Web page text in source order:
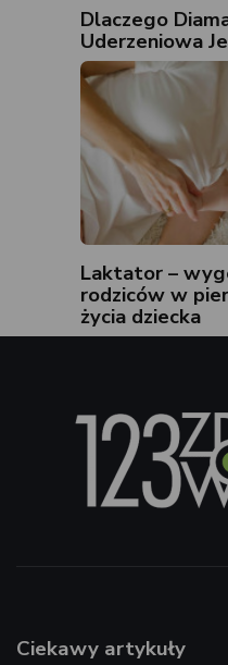
Dlaczego
Uderzeniowa
Laktator –
rodziców w
życia dziecka
Ciekawy artykuły